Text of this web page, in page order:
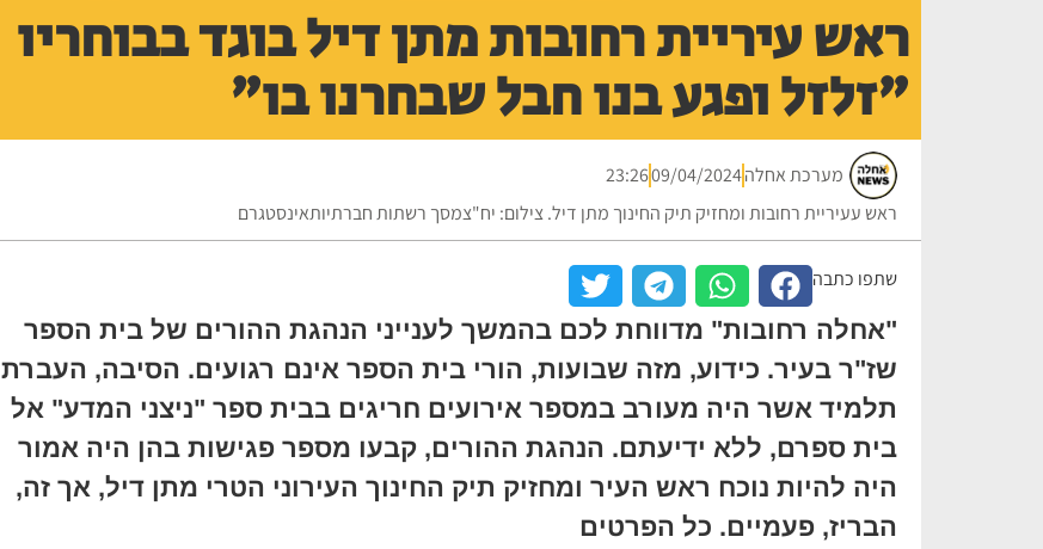
ראש עיריית רחובות מתן דיל בוגד בבוחריו
"זלזל ופגע בנו חבל שבחרנו בו"
מערכת אחלה09/04/2024
23:26
ראש עעיריית רחובות ומחזיק תיק החינוך מתן דיל. צילום: יח"צמסך רשתות חברתיותאינסטגרם
שתפו כתבה
"אחלה רחובות" מדווחת לכם בהמשך לענייני הנהגת ההורים של בית הספר
שז"ר בעיר. כידוע, מזה שבועות, הורי בית הספר אינם רגועים. הסיבה, העברת
תלמיד אשר היה מעורב במספר אירועים חריגים בבית ספר "ניצני המדע" אל
בית ספרם, ללא ידיעתם. הנהגת ההורים, קבעו מספר פגישות בהן היה אמור
היה להיות נוכח ראש העיר ומחזיק תיק החינוך העירוני הטרי מתן דיל, אך זה,
הבריז, פעמיים. כל הפרטים